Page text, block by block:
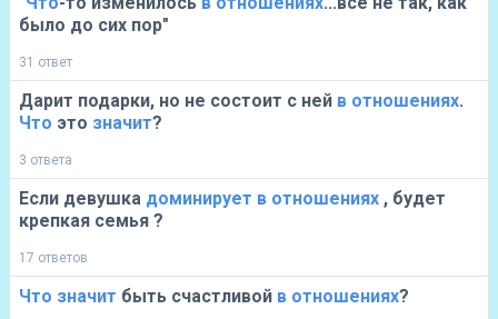
было до сих пор"
31 ответ
Дарит подарки, но не состоит с ней в отношениях.
Что это значит?
3 ответа
Если девушка доминирует в отношениях , будет
крепкая семья ?
17 ответов
Что значит быть счастливой в отношениях?